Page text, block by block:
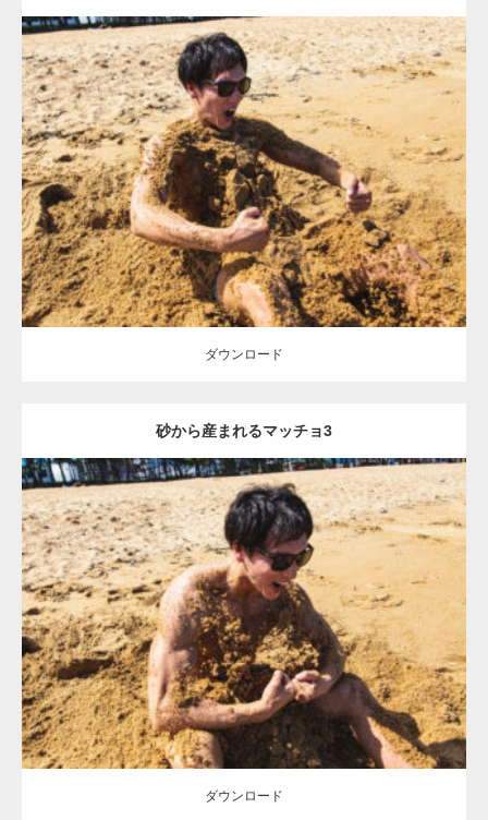
Update:2021.07.8
Category:海のマッチョ オレンジの人 AKIHITO(細マッチョ)
ダウンロード
ダウンロード
砂から産まれるマッチョ3
Update:2021.07.8
Category:海のマッチョ オレンジの人 AKIHITO(細マッチョ)
ダウンロード
ダウンロード